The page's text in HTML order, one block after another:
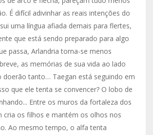
É difícil adivinhar as reais intenções do
uma língua afiada demais para flertes,
que está sendo preparado para algo
passa, Arlandria torna-se menos
as memórias de sua vida ao lado
doerão tanto… Taegan está seguindo em
que ele tenta se convencer? O lobo de
Entre os muros da fortaleza dos
cria os filhos e mantém os olhos nos
Ao mesmo tempo, o alfa tenta